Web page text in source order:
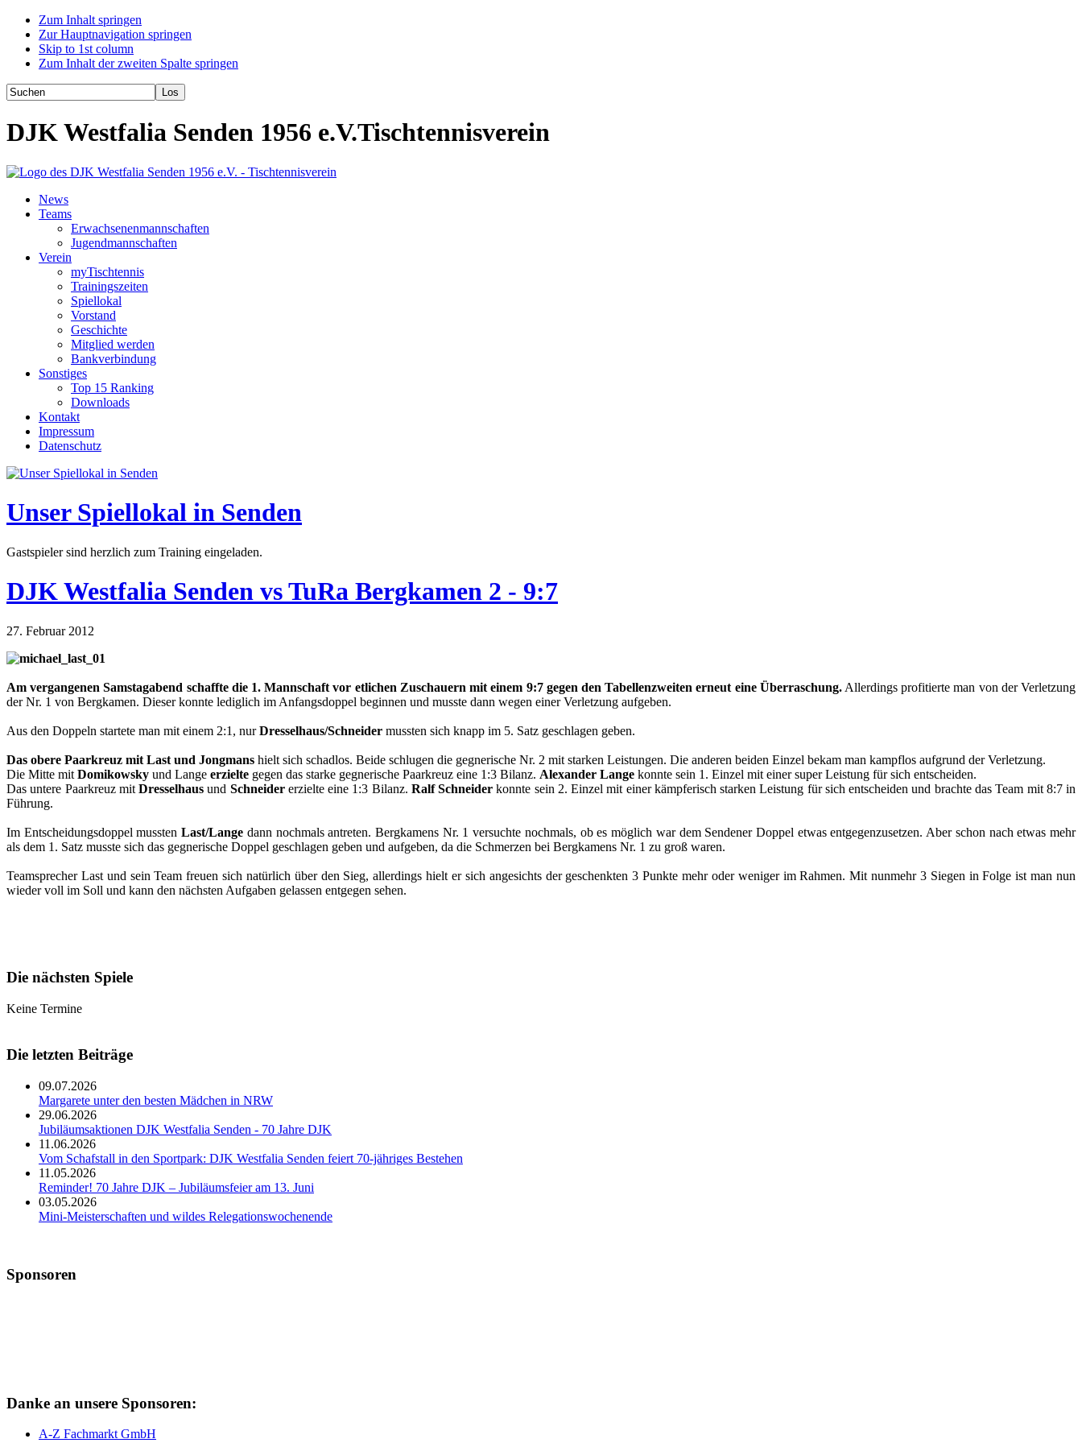
Zum Inhalt springen
Zur Hauptnavigation springen
Skip to 1st column
Zum Inhalt der zweiten Spalte springen
DJK Westfalia Senden 1956 e.V.Tischtennisverein
News
Teams
Erwachsenenmannschaften
Jugendmannschaften
Verein
myTischtennis
Trainingszeiten
Spiellokal
Vorstand
Geschichte
Mitglied werden
Bankverbindung
Sonstiges
Top 15 Ranking
Downloads
Kontakt
Impressum
Datenschutz
Unser Spiellokal in Senden
Gastspieler sind herzlich zum Training eingeladen.
DJK Westfalia Senden vs TuRa Bergkamen 2 - 9:7
27. Februar 2012
Am vergangenen Samstagabend schaffte die 1. Mannschaft vor etlichen Zuschauern mit einem 9:7 gegen den Tabellenzweiten erneut eine Überraschung.Allerdings profitierte man von der Verletzung
der Nr. 1 von Bergkamen. Dieser konnte lediglich im Anfangsdoppel beginnen und musste dann wegen einer Verletzung aufgeben.
Aus den Doppeln startete man mit einem 2:1, nurDresselhaus/Schneider mussten sich knapp im 5. Satz geschlagen geben.
Das obere Paarkreuz mit Last und Jongmans hielt sich schadlos. Beide schlugen die gegnerische Nr. 2 mit starken Leistungen. Die anderen beiden Einzel bekam man kampflos aufgrund der Verletzung.
Die Mitte mit Domikowsky und Lange erzielte gegen das starke gegnerische Paarkreuz eine 1:3 Bilanz. Alexander Lange konnte sein 1. Einzel mit einer super Leistung für sich entscheiden.
Das untere Paarkreuz mitDresselhaus und Schneidererzielte eine 1:3 Bilanz. Ralf Schneider konnte sein 2. Einzel mit einer kämpferisch starken Leistung für sich entscheiden und brachte das Team mit 8:7 in
Führung.
Im Entscheidungsdoppel musstenLast/Lange dann nochmals antreten. Bergkamens Nr. 1 versuchte nochmals, ob es möglich war dem Sendener Doppel etwas entgegenzusetzen. Aber schon nach etwas mehr
als dem 1. Satz musste sich das gegnerische Doppel geschlagen geben und aufgeben, da die Schmerzen bei Bergkamens Nr. 1 zu groß waren.
Teamsprecher Last und sein Team freuen sich natürlich über den Sieg, allerdings hielt er sich angesichts der geschenkten 3 Punkte mehr oder weniger im Rahmen. Mit nunmehr 3 Siegen in Folge ist man nun
wieder voll im Soll und kann den nächsten Aufgaben gelassen entgegen sehen.
Die nächsten Spiele
Keine Termine
Die letzten Beiträge
09.07.2026
Margarete unter den besten Mädchen in NRW
29.06.2026
Jubiläumsaktionen DJK Westfalia Senden - 70 Jahre DJK
11.06.2026
Vom Schafstall in den Sportpark: DJK Westfalia Senden feiert 70-jähriges Bestehen
11.05.2026
Reminder! 70 Jahre DJK – Jubiläumsfeier am 13. Juni
03.05.2026
Mini-Meisterschaften und wildes Relegationswochenende
Sponsoren
Danke an unsere Sponsoren:
A-Z Fachmarkt GmbH